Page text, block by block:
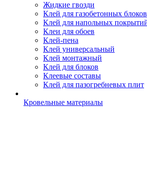
Жидкие гвозди
Клей для газобетонных блоков
Клей для напольных
Клеи для обоев
Клей-пена
Клей универсальный
Клей монтажный
Клей для блоков
Клеевые составы
Клей для пазогребневых плит
Кровельные материалы